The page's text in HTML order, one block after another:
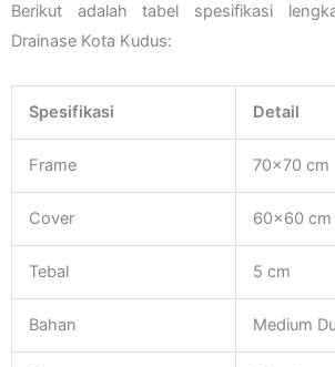
Berikut adalah tabel spesifikasi
Drainase Kota Kudus:
Spesifikasi Detail
Frame 70×70 cm
Cover 60×60 cm
Tebal 5 cm
Bahan Medium